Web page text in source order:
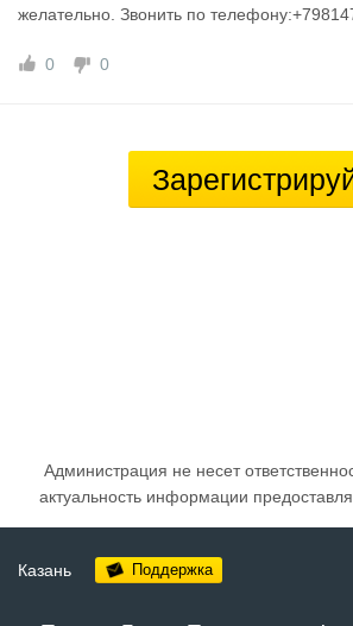
желательно. Звонить по
0 0
Администрация не несет
актуальность информации
Казань Поддержка